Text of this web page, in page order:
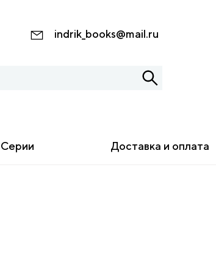
indrik_books@mail.ru
Серии Доставка и оплата